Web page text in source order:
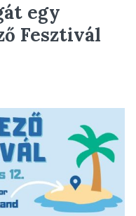
egy
Fesztivál